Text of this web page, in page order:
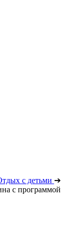
с детьми ➔
с программой